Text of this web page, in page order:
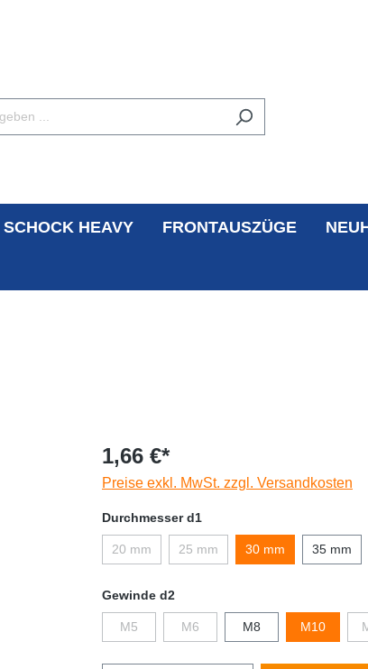
SCHOCK HEAVY FRONTAUSZÜGE
1,66 €*
Preise exkl. MwSt. zzgl. Versandkosten
Durchmesser d1
20 mm 25 mm 30 mm 35 mm
Gewinde d2
M5 M6 M8 M10